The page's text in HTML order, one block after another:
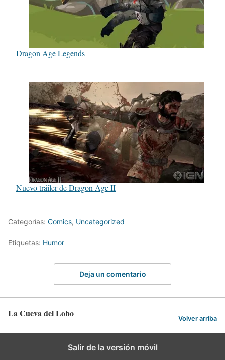
Dragon Age Legends
Nuevo tráiler de Dragon Age II
Categorías: Comics, Uncategorized
Etiquetas: Humor
Deja un comentario
La Cueva del Lobo Volver arriba
Salir de la versión móvil